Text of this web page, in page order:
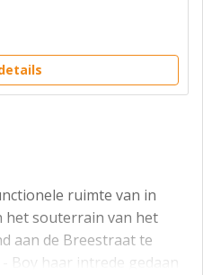
ruimte van in
het souterrain van het
aan de Breestraat te
Boy haar intrede gedaan